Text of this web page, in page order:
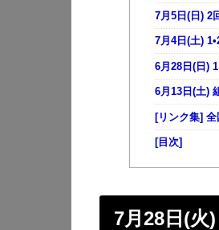
7月5日(日) 2
7月4日(土)
6月28日(日)
6月13日(土)
[リンク集]
[目次]
7月28日(火